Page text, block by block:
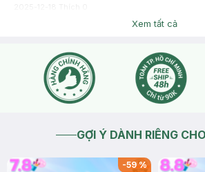
2025-12-19Thích
Xem tất cả
GỢI Ý DÀNH RIÊNG
-59%